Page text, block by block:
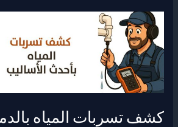
كشف تسربات المياه
كشف
تسربات
المياه
بالدمام